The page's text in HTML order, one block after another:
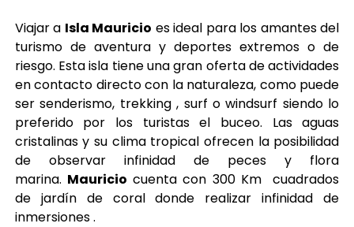
Viajar a Isla Mauricio es ideal para los amantes del
turismo de aventura y deportes extremos o de
riesgo. Esta isla tiene una gran oferta de actividades
en contacto directo con la naturaleza, como puede
ser senderismo, trekking , surf o windsurf siendo lo
preferido por los turistas el buceo. Las aguas
cristalinas y su clima tropical ofrecen la posibilidad
de observar infinidad de peces y flora
marina. Mauricio cuenta con 300 Km cuadrados
de jardín de coral donde realizar infinidad de
inmersiones .